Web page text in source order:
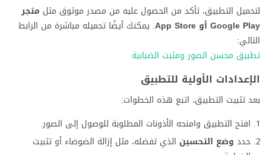
لتحميل التطبيق، تأكد من الحصول عليه من مصدر موثوق مثل متجر
Google Play أو App Store
. يمكنك أيضًا تحميله مباشرة من الرابط
التالي:
تطبيق محسن الصور ومثبت الضبابية
الإعدادات الأولية للتطبيق
بعد تثبيت التطبيق، اتبع هذه الخطوات:
افتح التطبيق وامنحه الأذونات المطلوبة للوصول إلى الصور.
حدد وضع التحسين الذي تفضله، مثل إزالة الضوضاء أو تثبيت